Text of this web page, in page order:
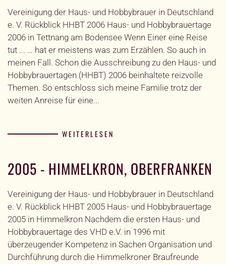
Vereinigung der Haus- und Hobbybrauer in Deutschland
e. V. Rückblick HHBT 2006 Haus- und Hobbybrauertage
2006 in Tettnang am Bodensee Wenn Einer eine Reise
tut ... … hat er meistens was zum Erzählen. So auch in
meinen Fall. Schon die Ausschreibung zu den Haus- und
Hobbybrauertagen (HHBT) 2006 beinhaltete reizvolle
Themen. So entschloss sich meine Familie trotz der
weiten Anreise für eine...
WEITERLESEN
2005 - HIMMELKRON, OBERFRANKEN
Vereinigung der Haus- und Hobbybrauer in Deutschland
e. V. Rückblick HHBT 2005 Haus- und Hobbybrauertage
2005 in Himmelkron Nachdem die ersten Haus- und
Hobbybrauertage des VHD e.V. in 1996 mit
überzeugender Kompetenz in Sachen Organisation und
Durchführung durch die Himmelkroner Braufreunde